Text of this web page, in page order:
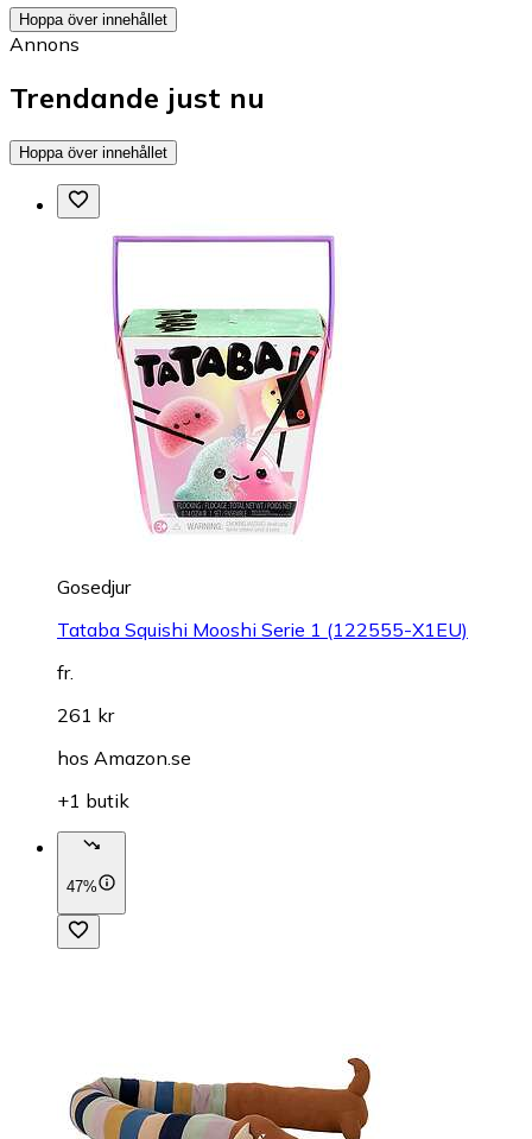
Hoppa över innehållet
Annons
Trendande just nu
Hoppa över innehållet
Gosedjur
Tataba Squishi Mooshi Serie 1 (122555-X1EU)
fr.
261 kr
hos Amazon.se
+1 butik
47%